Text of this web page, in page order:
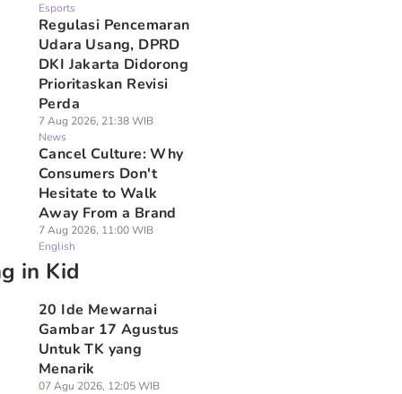
Esports
Regulasi Pencemaran
Udara Usang, DPRD
DKI Jakarta Didorong
Prioritaskan Revisi
Perda
7 Aug 2026, 21:38 WIB
News
Cancel Culture: Why
Consumers Don't
Hesitate to Walk
Away From a Brand
7 Aug 2026, 11:00 WIB
English
in Kid
20 Ide Mewarnai
Gambar 17 Agustus
Untuk TK yang
Menarik
07 Agu 2026, 12:05 WIB